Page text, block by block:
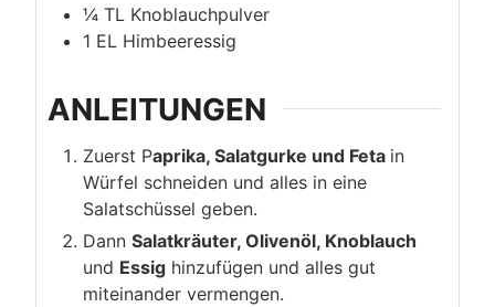
¼ TL Knoblauchpulver
1 EL Himbeeressig
ANLEITUNGEN
Zuerst Paprika, Salatgurke und Feta in
Würfel schneiden und alles in eine
Salatschüssel geben.
Dann Salatkräuter, Olivenöl, Knoblauch
und Essig hinzufügen und alles gut
miteinander vermengen.